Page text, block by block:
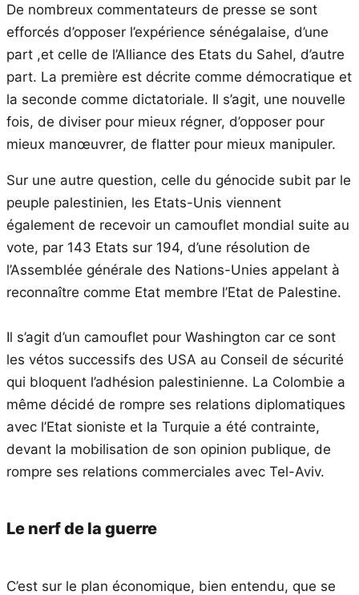
De nombreux commentateurs de presse se sont
efforcés d’opposer l’expérience sénégalaise, d’une
part ,et celle de l’Alliance des Etats du Sahel, d’autre
part. La première est décrite comme démocratique et
la seconde comme dictatoriale. Il s’agit, une nouvelle
fois, de diviser pour mieux régner, d’opposer pour
mieux manœuvrer, de flatter pour mieux manipuler.
Sur une autre question, celle du génocide subit par le
peuple palestinien, les Etats-Unis viennent
également de recevoir un camouflet mondial suite au
vote, par 143 Etats sur 194, d’une résolution de
l’Assemblée générale des Nations-Unies appelant à
reconnaître comme Etat membre l’Etat de Palestine.
Il s’agit d’un camouflet pour Washington car ce sont
les vétos successifs des USA au Conseil de sécurité
qui bloquent l’adhésion palestinienne. La Colombie a
même décidé de rompre ses relations diplomatiques
avec l’Etat sioniste et la Turquie a été contrainte,
devant la mobilisation de son opinion publique, de
rompre ses relations commerciales avec Tel-Aviv.
Le nerf de la guerre
C’est sur le plan économique, bien entendu, que se